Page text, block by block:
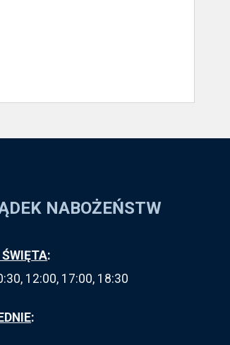
NABOŻEŃSTW
:
12:00, 17:00, 18:30
: